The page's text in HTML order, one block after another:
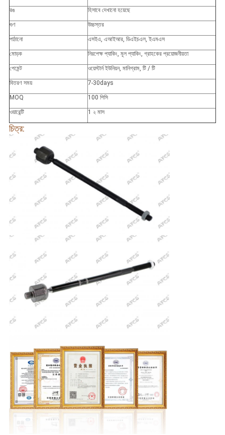
রঙ হিসাবে দেখানো হয়েছে
গুণ উচ্চস্তর
পাঠানো এসইএ, এআইআর, ডিএইচএল, ইএমএস
মোড়ক নিরপেক্ষ প্যাকিং, মূল প্যাকিং, গ্রাহকের প্রয়োজনীয়তা
পেমেন্ট ওয়েস্টার্ন ইউনিয়ন, মানিগ্রাম, টি / টি
বিতরণ সময় 7-30days
MOQ 100 পিসি
ওয়ারেন্টি 1 ২ মাস
চিত্র: